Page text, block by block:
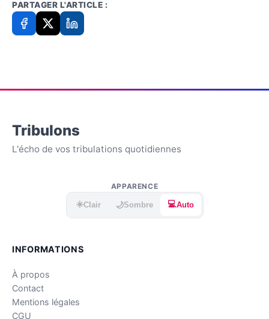
PARTAGER L'ARTICLE :
Tribulons
L'écho de vos tribulations quotidiennes
APPARENCE
☀️Clair 🌙Sombre 💻Auto
INFORMATIONS
À propos
Contact
Mentions légales
CGU